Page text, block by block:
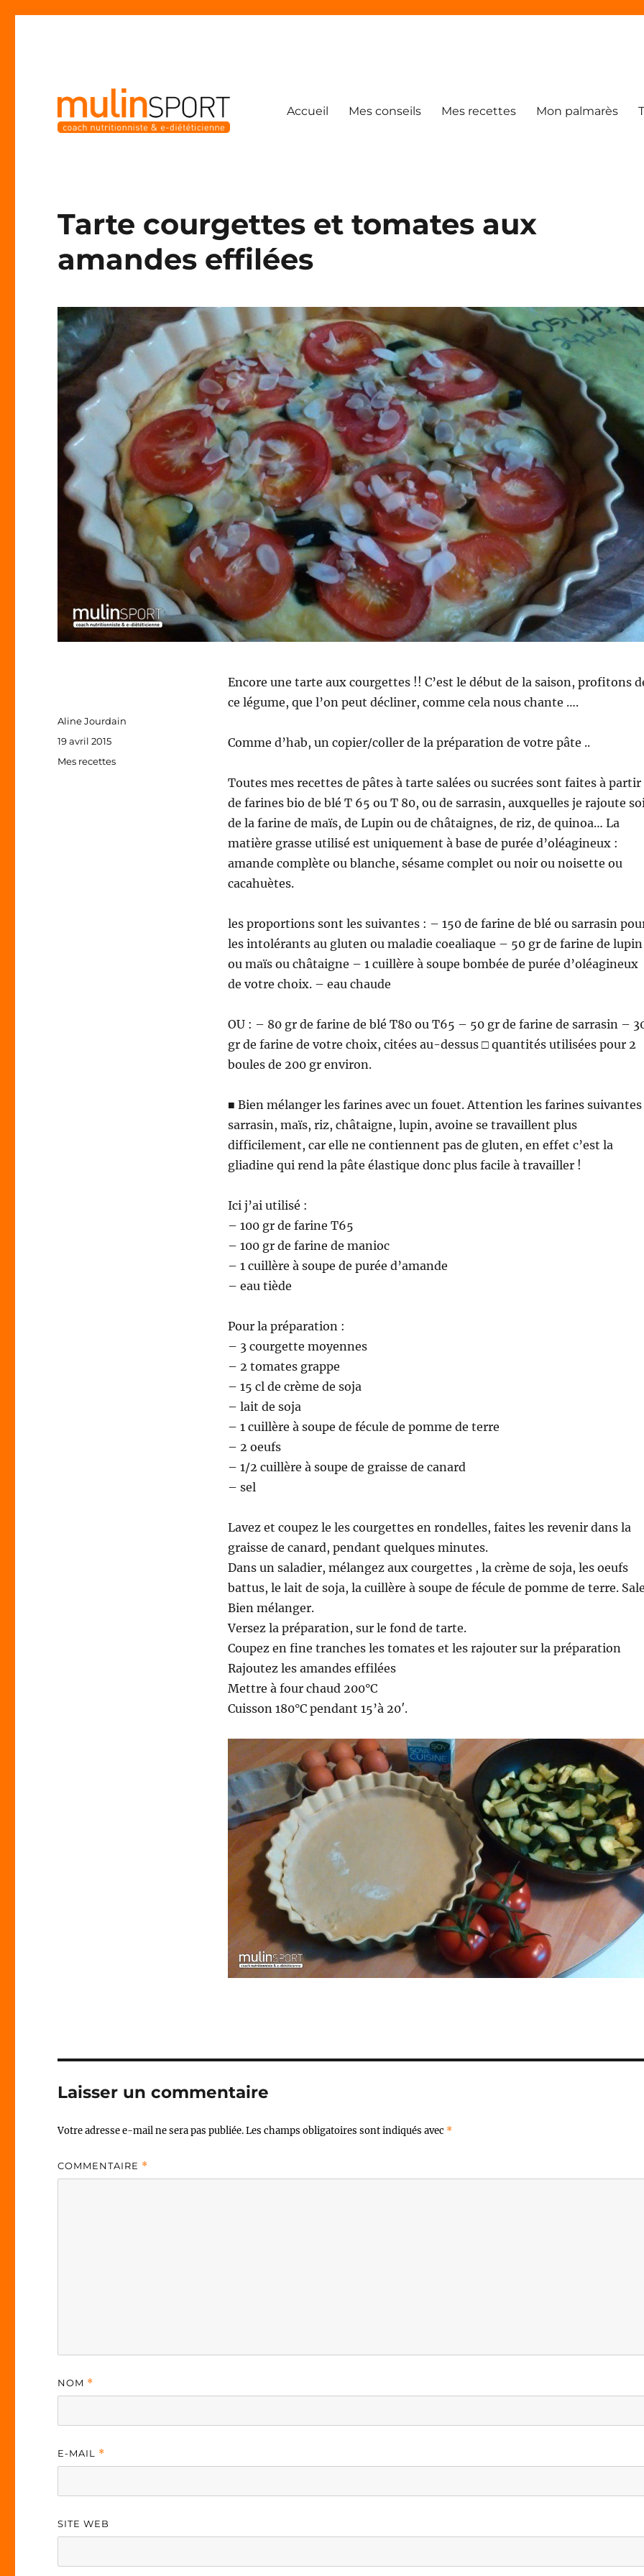
Accueil Mes conseils Mes recettes Mon palmarès
Tarte courgettes et tomates aux
amandes effilées
Encore une tarte aux courgettes !! C’est le début de la saison, profitons
ce légume, que l’on peut décliner, comme cela nous chante ….
Comme d’hab, un copier/coller de la préparation de votre pâte ..
Toutes mes recettes de pâtes à tarte salées ou sucrées sont faites à partir
de farines bio de blé T 65 ou T 80, ou de sarrasin, auxquelles je rajoute
de la farine de maïs, de Lupin ou de châtaignes, de riz, de quinoa… La
matière grasse utilisé est uniquement à base de purée d’oléagineux :
amande complète ou blanche, sésame complet ou noir ou noisette ou
cacahuètes.
les proportions sont les suivantes : – 150 de farine de blé ou sarrasin
les intolérants au gluten ou maladie coealiaque – 50 gr de farine de lupin
ou maïs ou châtaigne – 1 cuillère à soupe bombée de purée d’oléagineux
de votre choix. – eau chaude
OU : – 80 gr de farine de blé T80 ou T65 – 50 gr de farine de sarrasin –
gr de farine de votre choix, citées au-dessus □ quantités utilisées pour 2
boules de 200 gr environ.
■ Bien mélanger les farines avec un fouet. Attention les farines
sarrasin, maïs, riz, châtaigne, lupin, avoine se travaillent plus
difficilement, car elle ne contiennent pas de gluten, en effet c’est la
gliadine qui rend la pâte élastique donc plus facile à travailler !
Ici j’ai utilisé :
– 100 gr de farine T65
– 100 gr de farine de manioc
– 1 cuillère à soupe de purée d’amande
– eau tiède
Pour la préparation :
– 3 courgette moyennes
– 2 tomates grappe
– 15 cl de crème de soja
– lait de soja
– 1 cuillère à soupe de fécule de pomme de terre
– 2 oeufs
– 1/2 cuillère à soupe de graisse de canard
– sel
Lavez et coupez le les courgettes en rondelles, faites les revenir dans la
graisse de canard, pendant quelques minutes.
Dans un saladier, mélangez aux courgettes , la crème de soja, les oeufs
battus, le lait de soja, la cuillère à soupe de fécule de pomme de terre.
Bien mélanger.
Versez la préparation, sur le fond de tarte.
Coupez en fine tranches les tomates et les rajouter sur la préparation
Rajoutez les amandes effilées
Mettre à four chaud 200°C
Cuisson 180°C pendant 15’à 20′.
Auteur
Aline Jourdain
Publié
19 avril 2015
Catégories
Mes recettes
Laisser un commentaire
Votre adresse e-mail ne sera pas publiée.Les champs obligatoires sont indiqués avec *
COMMENTAIRE *
NOM *
E-MAIL *
SITE WEB